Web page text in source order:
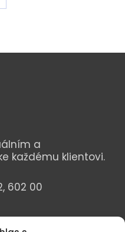
a
každému klientovi.
602 00